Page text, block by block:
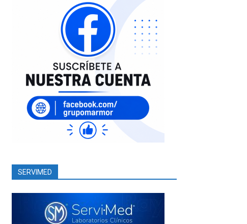
SERVIMED